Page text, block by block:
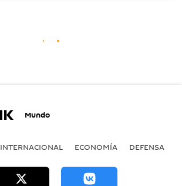
Mundo
INTERNACIONAL ECONOMÍA DEFENSA